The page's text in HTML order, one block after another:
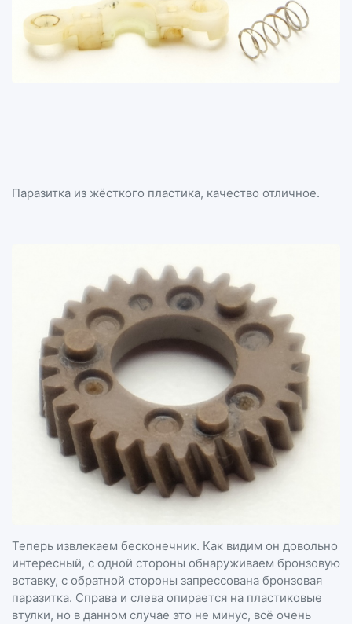
Паразитка из жёсткого пластика, качество отличное.
Теперь извлекаем бесконечник. Как видим он довольно
интересный, с одной стороны обнаруживаем бронзовую
вставку, с обратной стороны запрессована бронзовая
паразитка. Справа и слева опирается на пластиковые
втулки, но в данном случае это не минус, всё очень